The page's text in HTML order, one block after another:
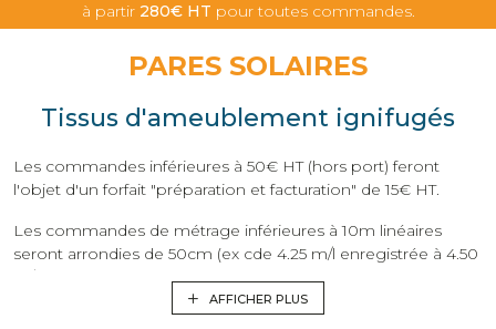
à partir 280€ HT pour toutes commandes.
PARES SOLAIRES
Tissus d'ameublement ignifugés
Les commandes inférieures à 50€ HT (hors port) feront
l'objet d'un forfait "préparation et facturation" de 15€ HT.
Les commandes de métrage inférieures à 10m linéaires
seront arrondies de 50cm (ex cde 4.25 m/l enregistrée à 4.50
m/l)
Les commandes de métrage supérieures à 10m linéaires
AFFICHER PLUS